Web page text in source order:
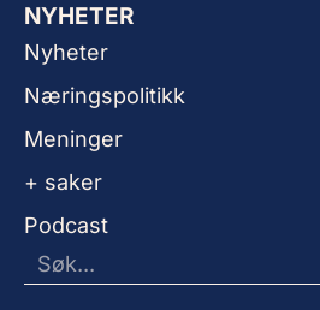
NYHETER
Nyheter
Næringspolitikk
Meninger
+ saker
Podcast